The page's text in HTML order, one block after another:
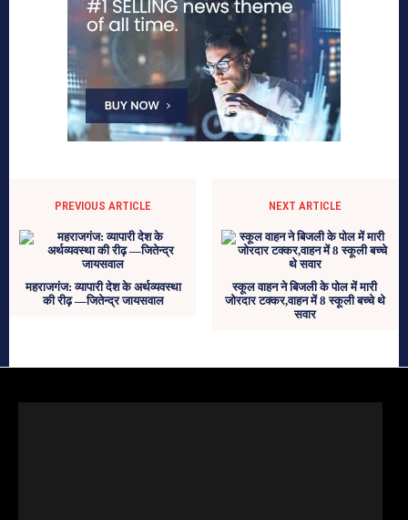
PREVIOUS ARTICLE
महराजगंज: व्यापारी देश के अर्थव्यवस्था
की रीढ़ —जितेन्द्र जायसवाल
NEXT ARTICLE
स्कूल वाहन ने बिजली के पोल में मारी
जोरदार टक्कर,वाहन में 8 स्कूली बच्चे थे
सवार